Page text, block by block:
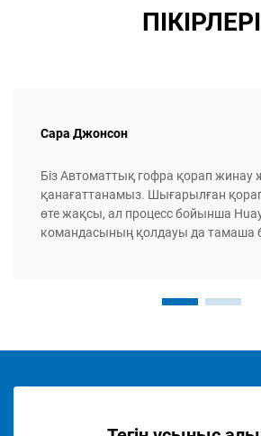
ПІКІРЛЕРІ
Сара Джонсон
Біз Автоматтық гофра қорап жинау
қанағаттанамыз. Шығарылған
өте жақсы, ал процесс бойынша
командасының қолдауы да тамаша